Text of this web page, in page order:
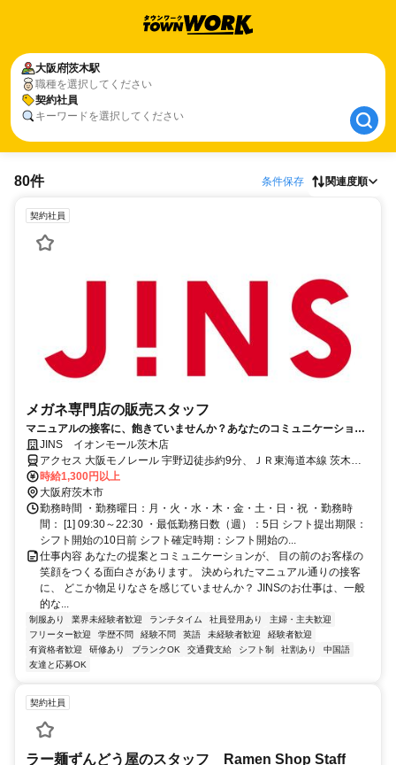
大阪府茨木駅
職種を選択してください
契約社員
キーワードを選択してください
大阪府茨木駅
契約社員
80件 条件保存 関連度順
契約社員
メガネ専門店の販売スタッフ
マニュアルの接客に、飽きていませんか？あなたのコミュニケーション
力・提案力を活かし、お客様の日常を変えるプロの接客へ。
JINS イオンモール茨木店
アクセス 大阪モノレール 宇野辺徒歩約9分、ＪＲ東海道本線 茨木西
口徒歩約10分、大阪モノレール 南茨木（大阪モノレール）徒歩約17
分 「茨木駅」すぐ
時給1,300円以上
大阪府茨木市
勤務時間 ・勤務曜日：月・火・水・木・金・土・日・祝 ・勤務時
間： [1] 09:30～22:30 ・最低勤務日数（週）：5日 シフト提出期限：
シフト開始の10日前 シフト確定時期：シフト開始の...
仕事内容 あなたの提案とコミュニケーションが、 目の前のお客様の
笑顔をつくる面白さがあります。 決められたマニュアル通りの接客
に、 どこか物足りなさを感じていませんか？ JINSのお仕事は、一般
的な...
制服あり 業界未経験者歓迎 ランチタイム 社員登用あり
主婦・主夫歓迎
フリーター歓迎
学歴不問 経験不問 英語 未経験者歓迎
経験者歓迎
有資格者歓迎
研修あり ブランクOK 交通費支給 シフト制 社割あり
中国語
友達と応募OK
契約社員
ラー麺ずんどう屋のスタッフ Ramen Shop Staff